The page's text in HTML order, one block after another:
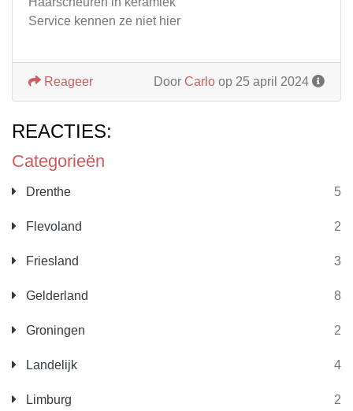
Categorieën
Drenthe 5
Flevoland 2
Friesland 3
Gelderland 8
Groningen 2
Landelijk 4
Limburg 2
Service kennen ze niet hier
Door Carlo op 25 april 2024
Reageer
REACTIES: